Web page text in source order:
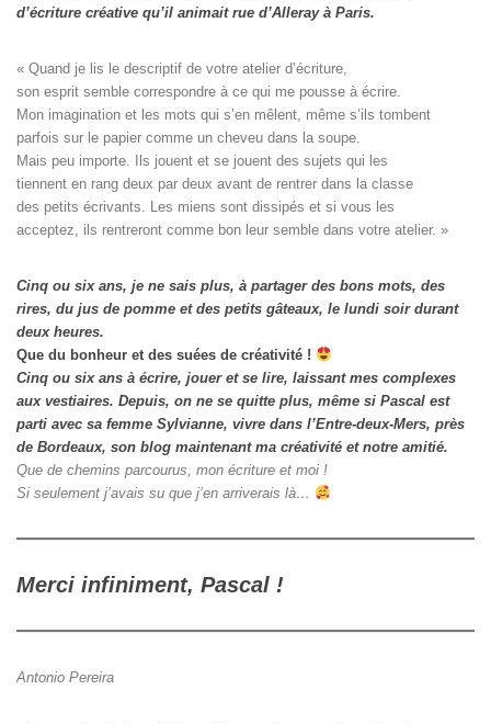
d’écriture créative qu’il animait rue d’Alleray à Paris.
« Quand je lis le descriptif de votre atelier d’écriture,
son esprit semble correspondre à ce qui me pousse à écrire.
Mon imagination et les mots qui s’en mêlent, même s’ils tombent
parfois sur le papier comme un cheveu dans la soupe.
Mais peu importe. Ils jouent et se jouent des sujets qui les
tiennent en rang deux par deux avant de rentrer dans la classe
des petits écrivants. Les miens sont dissipés et si vous les
acceptez, ils rentreront comme bon leur semble dans votre atelier. »
Cinq ou six ans, je ne sais plus, à partager des bons mots, des
rires, du jus de pomme et des petits gâteaux, le lundi soir durant
deux heures.
Que du bonheur et des suées de créativité !
Cinq ou six ans à écrire, jouer et se lire, laissant mes complexes
aux vestiaires. Depuis, on ne se quitte plus, même si Pascal est
parti avec sa femme Sylvianne, vivre dans l’Entre-deux-Mers, près
de Bordeaux, son blog maintenant ma créativité et notre amitié.
Que de chemins parcourus, mon écriture et moi !
Si seulement j’avais su que j’en arriverais là…
Merci infiniment, Pascal !
Antonio Pereira